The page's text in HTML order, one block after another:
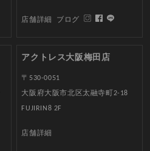
店舗詳細 ブログ
アクトレス大阪梅田店
〒530-0051
大阪府大阪市北区太融寺町2-18
FUJIRIN8 2F
店舗詳細